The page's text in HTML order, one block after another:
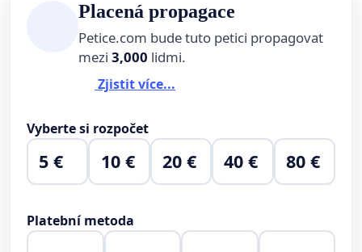
Placená propagace
Petice.com bude tuto petici propagovat
mezi 3,000 lidmi.
Zjistit více...
Vyberte si rozpočet
5 € 10 € 20 € 40 € 80 €
Platební metoda